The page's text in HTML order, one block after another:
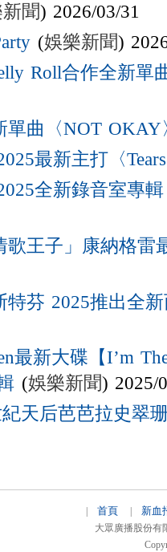
聞) 2026/03/31
(娛樂新聞)
Roll合作全新單
單曲〈NOT OKAY
最新主打〈
全新錄音室專
歌王子」康納格雷
芬 2025推出全新
最新大碟【I’m
(娛樂新聞) 2025/
紀天后芭芭拉史翠
首頁 新血
大眾廣播股份有